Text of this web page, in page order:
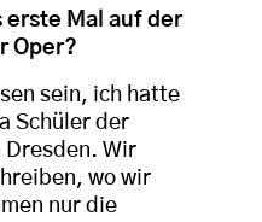
erste Mal auf der
Oper?
sein, ich hatte
Schüler der
Dresden. Wir
wo wir
nur die